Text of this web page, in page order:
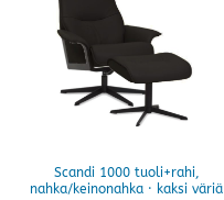
Scandi 1000 tuoli+rahi,
nahka/keinonahka · kaksi väriä